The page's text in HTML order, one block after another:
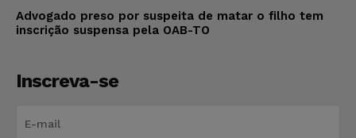
Advogado preso por suspeita de matar o filho tem
inscrição suspensa pela OAB-TO
Inscreva-se